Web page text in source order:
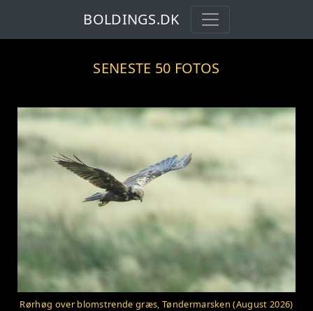
BOLDINGS.DK
SENESTE 50 FOTOS
Rørhøg over blomstrende græs, Tøndermarsken (August 2026)